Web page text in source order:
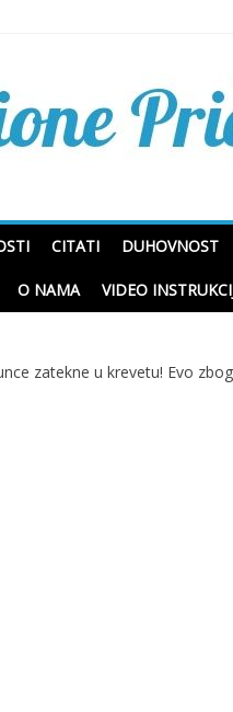
CITATI DUHOVNOST
O NAMA VIDEO
zatekne u krevetu! Evo